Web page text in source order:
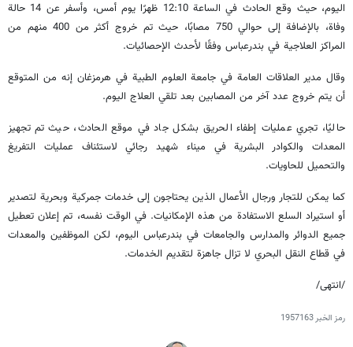
اليوم، حيث وقع الحادث في الساعة 12:10 ظهرًا يوم أمس، وأسفر عن 14 حالة
وفاة، بالإضافة إلى حوالي 750 مصابًا، حيث تم خروج أكثر من 400 منهم من
المراكز العلاجية في بندرعباس وفقًا لأحدث الإحصائيات.
وقال مدير العلاقات العامة في جامعة العلوم الطبية في هرمزغان إنه من المتوقع
أن يتم خروج عدد آخر من المصابين بعد تلقي العلاج اليوم.
حاليًا، تجري عمليات إطفاء الحريق بشكل جاد في موقع الحادث، حيث تم تجهيز
المعدات والكوادر البشرية في ميناء شهيد رجائي لاستئناف عمليات التفريغ
والتحميل للحاويات.
كما يمكن للتجار ورجال الأعمال الذين يحتاجون إلى خدمات جمركية وبحرية لتصدير
أو استيراد السلع الاستفادة من هذه الإمكانيات. في الوقت نفسه، تم إعلان تعطيل
جميع الدوائر والمدارس والجامعات في بندرعباس اليوم، لكن الموظفين والمعدات
في قطاع النقل البحري لا تزال جاهزة لتقديم الخدمات.
/انتهى/
رمز الخبر1957163